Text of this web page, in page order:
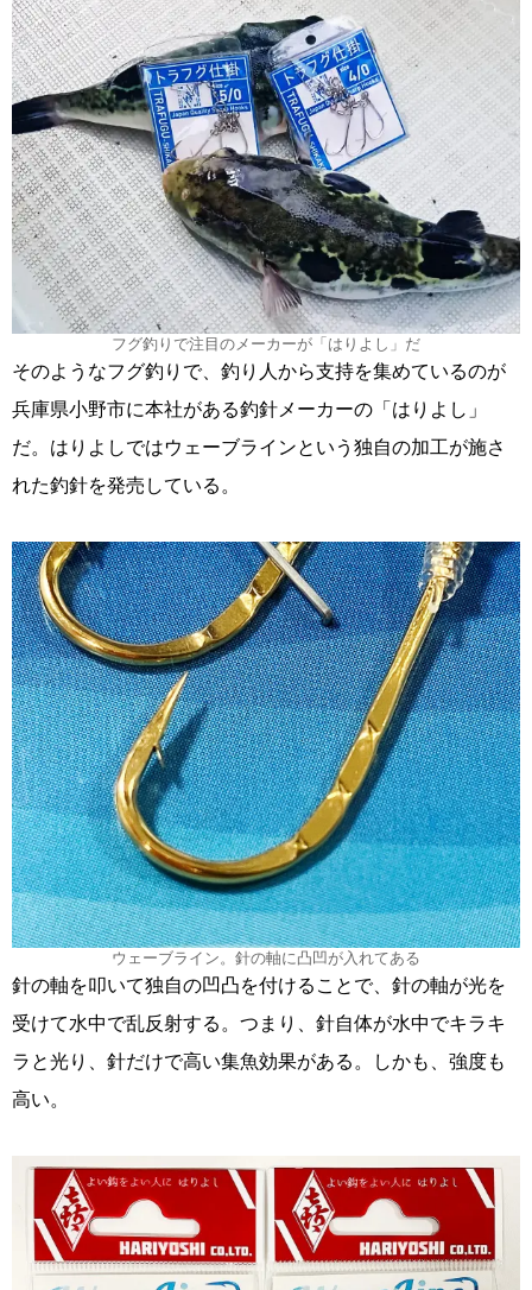
フグ釣りで注目のメーカーが「はりよし」だ
そのようなフグ釣りで、釣り人から支持を集めているのが
兵庫県小野市に本社がある釣針メーカーの「はりよし」
だ。はりよしではウェーブラインという独自の加工が施さ
れた釣針を発売している。
ウェーブライン。針の軸に凸凹が入れてある
針の軸を叩いて独自の凹凸を付けることで、針の軸が光を
受けて水中で乱反射する。つまり、針自体が水中でキラキ
ラと光り、針だけで高い集魚効果がある。しかも、強度も
高い。